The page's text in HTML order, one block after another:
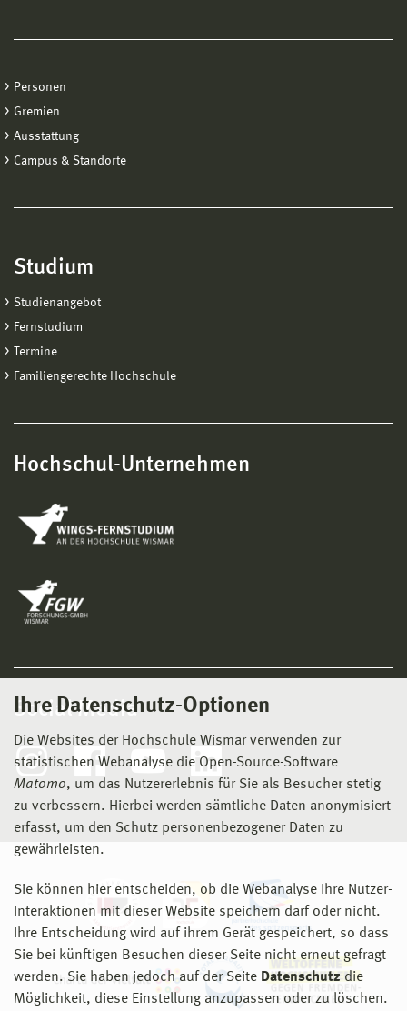
Ihre Datenschutz-Optionen
Die Websites der Hochschule Wismar verwenden zur
statistischen Webanalyse die Open-Source-Software
Matomo, um das Nutzererlebnis für Sie als Besucher stetig
zu verbessern. Hierbei werden sämtliche Daten anonymisiert
erfasst, um den Schutz personenbezogener Daten zu
gewährleisten.
Sie können hier entscheiden, ob die Webanalyse Ihre Nutzer-
Interaktionen mit dieser Website speichern darf oder nicht.
Ihre Entscheidung wird auf ihrem Gerät gespeichert, so dass
Sie bei künftigen Besuchen dieser Seite nicht erneut gefragt
werden. Sie haben jedoch auf der Seite Datenschutz die
Möglichkeit, diese Einstellung anzupassen oder zu löschen.
Personen
Gremien
Ausstattung
Campus & Standorte
Studium
Studienangebot
Fernstudium
Termine
Familiengerechte Hochschule
Hochschul-Unternehmen
Social Media